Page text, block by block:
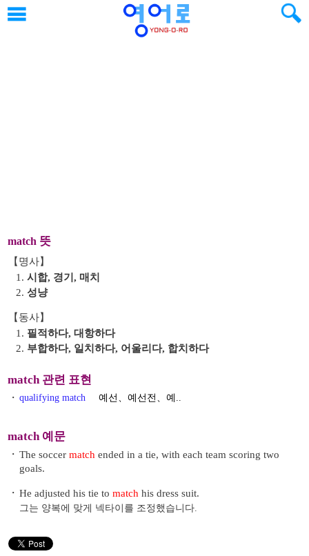
match 뜻
【명사】
1. 시합, 경기, 매치
2. 성냥
【동사】
1. 필적하다, 대항하다
2. 부합하다, 일치하다, 어울리다, 합치하다
match 관련 표현
・ qualifying match 예선、예선전、예..
match 예문
・ The soccer match ended in a tie, with each team scoring two
goals.
・ He adjusted his tie to match his dress suit.
그는 양복에 맞게 넥타이를 조정했습니다.